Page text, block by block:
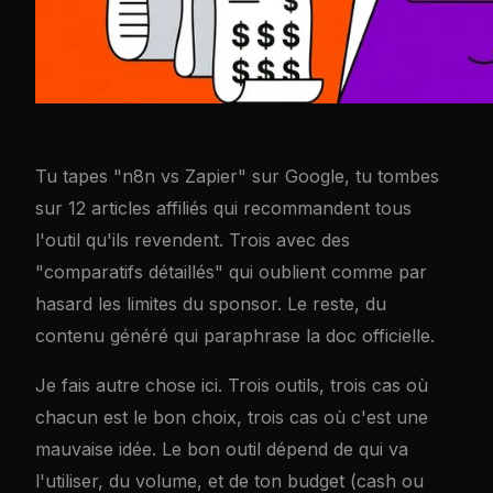
Tu tapes "n8n vs Zapier" sur Google, tu tombes
sur 12 articles affiliés qui recommandent tous
l'outil qu'ils revendent. Trois avec des
"comparatifs détaillés" qui oublient comme par
hasard les limites du sponsor. Le reste, du
contenu généré qui paraphrase la doc officielle.
Je fais autre chose ici. Trois outils, trois cas où
chacun est le bon choix, trois cas où c'est une
mauvaise idée. Le bon outil dépend de qui va
l'utiliser, du volume, et de ton budget (cash ou